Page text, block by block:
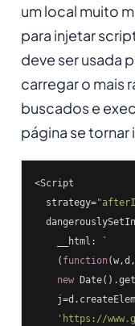
um local muito
para injetar
deve ser usada
carregar o mais
buscados e
página se tornar
<Script
  strategy=
    __html: `
    (
function
new
'https://